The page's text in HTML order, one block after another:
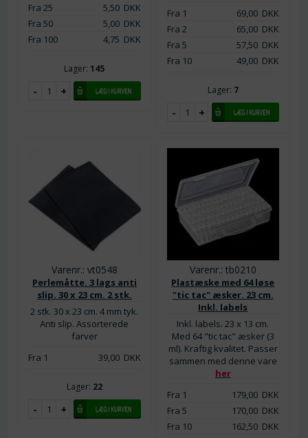
Fra 25
5,50DKK
Fra 50
5,00DKK
Fra 100
4,75 DKK
Lager: 145
Fra 1
69,00 DKK
Fra 2
65,00 DKK
Fra 5
57,50 DKK
Fra 10
49,00 DKK
Lager: 7
Varenr.: vt0548
Perlemåtte. 3 lags anti
slip. 30 x 23 cm. 2 stk.
2 stk. 30 x 23 cm. 4 mm tyk.
Anti slip. Assorterede
farver
Fra 1
39,00DKK
Lager: 22
Varenr.: tb0210
Plastæske med 64 løse
"tic tac" æsker. 23 cm.
Inkl. labels
Inkl. labels. 23 x 13 cm.
Med 64 "tic tac" æsker (3
ml). Kraftig kvalitet. Passer
sammen med denne vare
her
Fra 1
179,00 DKK
Fra 5
170,00 DKK
Fra 10
162,50 DKK